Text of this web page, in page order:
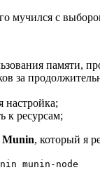
мучился с
памяти,
за
настройка;
к ресурсам;
Munin, который я
munin-node